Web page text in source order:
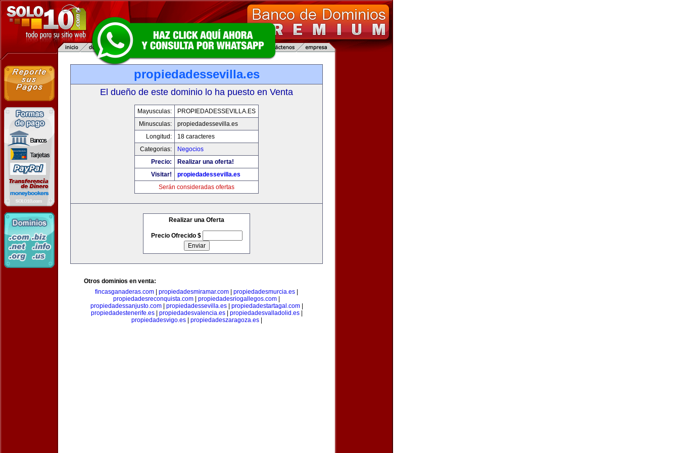
propiedadessevilla.es
El dueño de este dominio lo ha puesto en Venta
Mayusculas:
PROPIEDADESSEVILLA.ES
Minusculas:
propiedadessevilla.es
Longitud:
18 caracteres
Categorias:
Negocios
Precio:
Realizar una oferta!
Visitar!
propiedadessevilla.es
Serán consideradas ofertas
Realizar una Oferta
Precio Ofrecido $
Otros dominios en venta:
fincasganaderas.com
propiedadesmiramar.com propiedadesmurcia.es
propiedadesreconquista.com
propiedadesriogallegos.com
propiedadessanjusto.com| propiedadessevilla.es| propiedadestartagal.com|
propiedadestenerife.es| propiedadesvalencia.es| propiedadesvalladolid.es|
propiedadesvigo.es| propiedadeszaragoza.es|